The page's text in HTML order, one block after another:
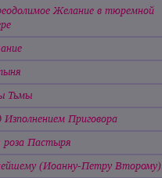
Желание в тюремной
Тьмы
Изполнением Приговора
роза Пастыря
(Иоанну-Петру Второму)